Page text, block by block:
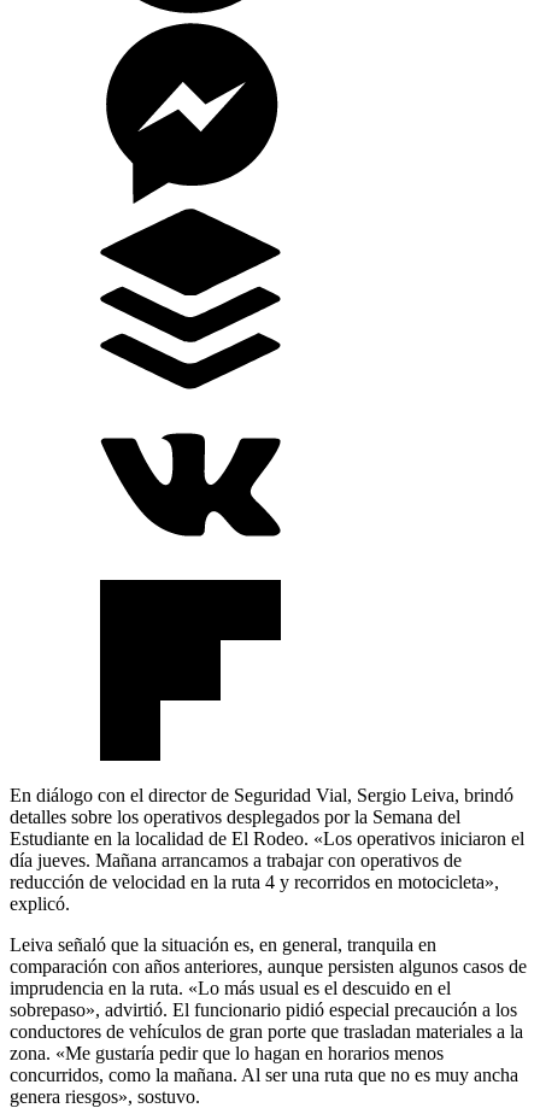
En diálogo con el director de Seguridad Vial, Sergio Leiva, brindó
detalles sobre los operativos desplegados por la Semana del
Estudiante en la localidad de El Rodeo. «Los operativos iniciaron el
día jueves. Mañana arrancamos a trabajar con operativos de
reducción de velocidad en la ruta 4 y recorridos en motocicleta»,
explicó.
Leiva señaló que la situación es, en general, tranquila en
comparación con años anteriores, aunque persisten algunos casos de
imprudencia en la ruta. «Lo más usual es el descuido en el
sobrepaso», advirtió. El funcionario pidió especial precaución a los
conductores de vehículos de gran porte que trasladan materiales a la
zona. «Me gustaría pedir que lo hagan en horarios menos
concurridos, como la mañana. Al ser una ruta que no es muy ancha
genera riesgos», sostuvo.